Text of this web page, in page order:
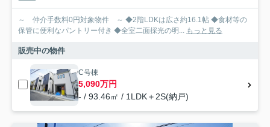
～ 仲介手数料0円対象物件 ～ ◆2階LDKは広さ約16.1帖 ◆食材等の
保管に便利なパントリー付き ◆全室二面採光の明...
もっと見る
販売中の物件
C号棟
5,090万円
- / 93.46㎡ / 1LDK＋2S(納戸)